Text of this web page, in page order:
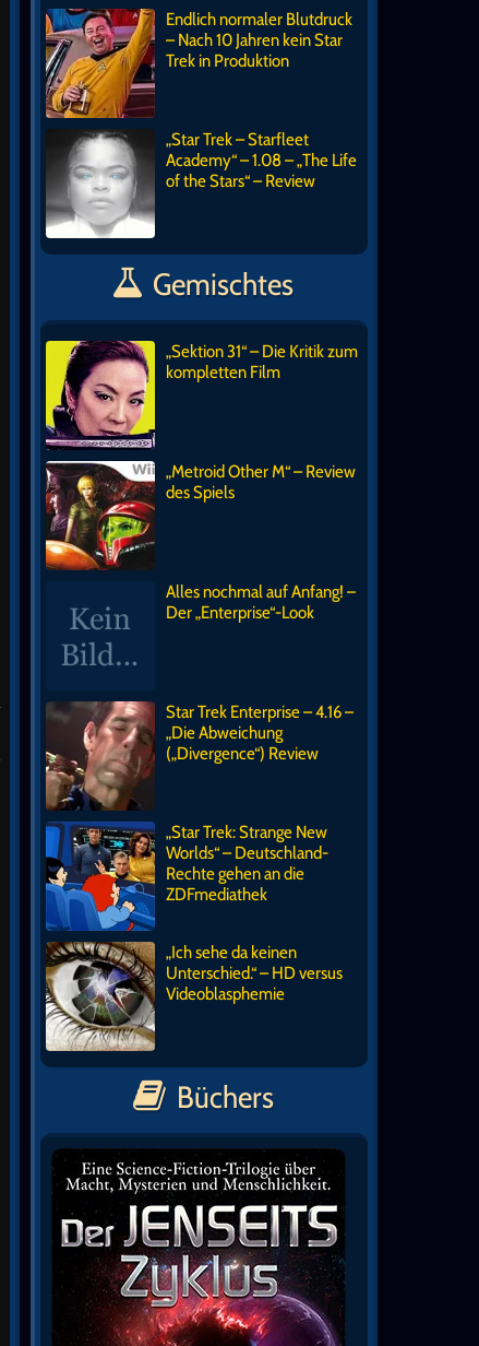
Endlich normaler Blutdruck
– Nach 10 Jahren kein Star
Trek in Produktion
„Star Trek – Starfleet
Academy“ – 1.08 – „The Life
of the Stars“ – Review
Gemischtes
„Sektion 31“ – Die Kritik zum
kompletten Film
„Metroid Other M“ – Review
des Spiels
Alles nochmal auf Anfang! –
Der „Enterprise“-Look
Star Trek Enterprise – 4.16 –
„Die Abweichung
(„Divergence“) Review
„Star Trek: Strange New
Worlds“ – Deutschland-
Rechte gehen an die
ZDFmediathek
„Ich sehe da keinen
Unterschied.“ – HD versus
Videoblasphemie
Büchers